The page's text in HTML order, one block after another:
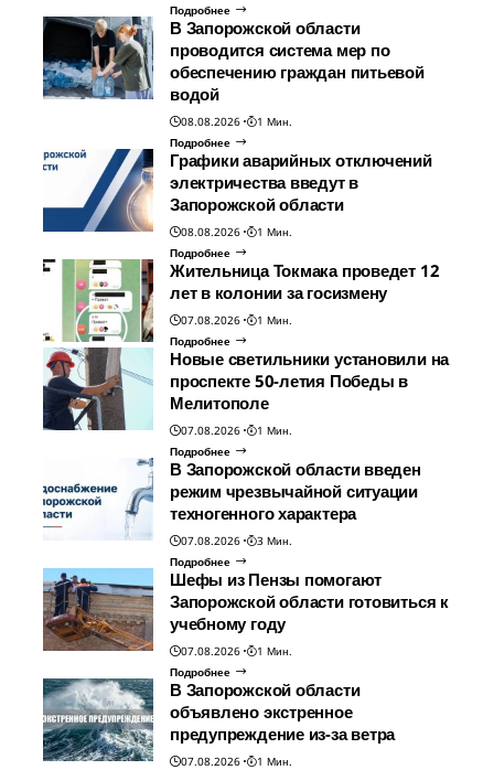
Подробнее
В Запорожской области
проводится система мер по
обеспечению граждан питьевой
водой
08.08.2026
1 Мин.
Подробнее
Графики аварийных отключений
электричества введут в
Запорожской области
08.08.2026
1 Мин.
Подробнее
Жительница Токмака проведет 12
лет в колонии за госизмену
07.08.2026
1 Мин.
Подробнее
Новые светильники установили на
проспекте 50-летия Победы в
Мелитополе
07.08.2026
1 Мин.
Подробнее
В Запорожской области введен
режим чрезвычайной ситуации
техногенного характера
07.08.2026
3 Мин.
Подробнее
Шефы из Пензы помогают
Запорожской области готовиться к
учебному году
07.08.2026
1 Мин.
Подробнее
В Запорожской области
объявлено экстренное
предупреждение из-за ветра
07.08.2026
1 Мин.